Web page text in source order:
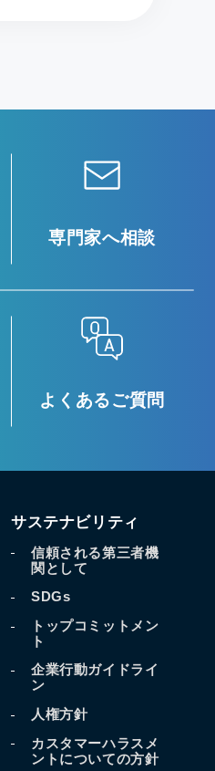
専門家へ相談
よくあるご質問
サステナビリティ
信頼される第三者機
関として
SDGs
トップコミットメン
ト
企業行動ガイドライ
ン
人権方針
カスタマーハラスメ
ントについての方針